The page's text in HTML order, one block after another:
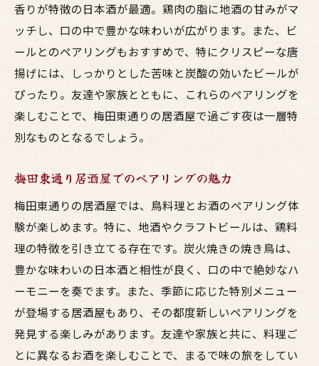
香りが特徴の日本酒が最適。鶏肉の脂に地酒の甘みがマ
ッチし、口の中で豊かな味わいが広がります。また、ビ
ールとのペアリングもおすすめで、特にクリスピーな唐
揚げには、しっかりとした苦味と炭酸の効いたビールが
ぴったり。友達や家族とともに、これらのペアリングを
楽しむことで、梅田東通りの居酒屋で過ごす夜は一層特
別なものとなるでしょう。
梅田東通り居酒屋でのペアリングの魅力
梅田東通りの居酒屋では、鳥料理とお酒のペアリング体
験が楽しめます。特に、地酒やクラフトビールは、鶏料
理の特徴を引き立てる存在です。炭火焼きの焼き鳥は、
豊かな味わいの日本酒と相性が良く、口の中で絶妙なハ
ーモニーを奏でます。また、季節に応じた特別メニュー
が登場する居酒屋もあり、その都度新しいペアリングを
発見する楽しみがあります。友達や家族と共に、料理ご
とに異なるお酒を楽しむことで、まるで味の旅をしてい